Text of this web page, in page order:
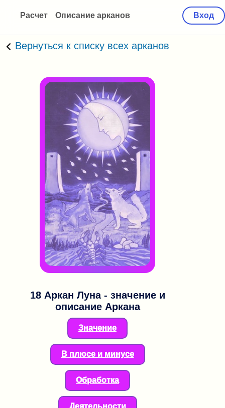
Расчет Описание арканов Вход
Вернуться к списку всех арканов
18 Аркан Луна - значение и
описание Аркана
Значение
В плюсе и минусе
Обработка